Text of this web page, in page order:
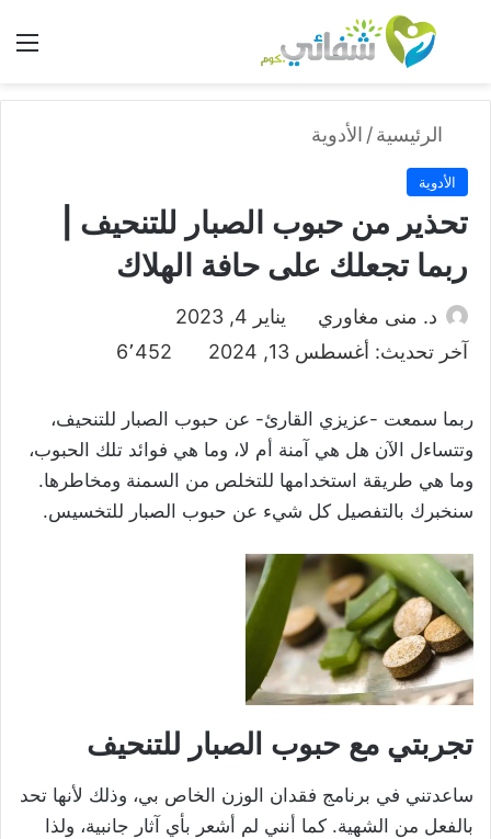
بحث عن
الرئيسية/ الأدوية
الأدوية
تحذير من حبوب الصبار للتنحيف |
ربما تجعلك على حافة الهلاك
د. منى مغاوري
يناير 4, 2023
آخر تحديث: أغسطس 13, 2024
6٬452
ربما سمعت -عزيزي القارئ- عن حبوب الصبار للتنحيف،
وتتساءل الآن هل هي آمنة أم لا، وما هي فوائد تلك الحبوب،
وما هي طريقة استخدامها للتخلص من السمنة ومخاطرها.
سنخبرك بالتفصيل كل شيء عن حبوب الصبار للتخسيس.
تجربتي مع حبوب الصبار للتنحيف
ساعدتني في برنامج فقدان الوزن الخاص بي، وذلك لأنها تحد
بالفعل من الشهية. كما أنني لم أشعر بأي آثار جانبية، ولذا